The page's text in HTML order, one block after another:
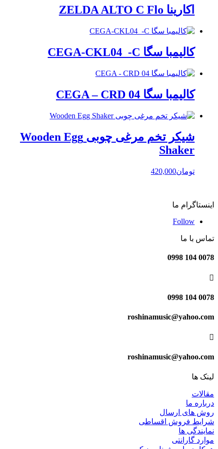
اکارینا ZELDA ALTO C Flo
کالیمبا سگا CEGA-CKL04_-C
کالیمبا سگا CEGA – CRD 04
شیکر تخم مرغی چوبی Wooden Egg
Shaker
تومان420,000
اینستاگرام ما
Follow
تماس با ما
0078 104 0998

0078 104 0998
roshinamusic@yahoo.com

roshinamusic@yahoo.com
لینک ها
مقالات
درباره ما
روش های ارسال
شرایط فروش اقساطی
نمایندگی ها
موارد گارانتی